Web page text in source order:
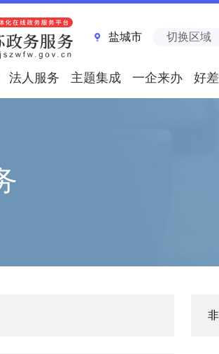
盐城市 切换区域
法人服务 主题集成 一企来办 好